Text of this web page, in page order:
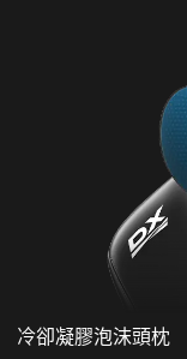
冷卻凝膠泡沫頭枕